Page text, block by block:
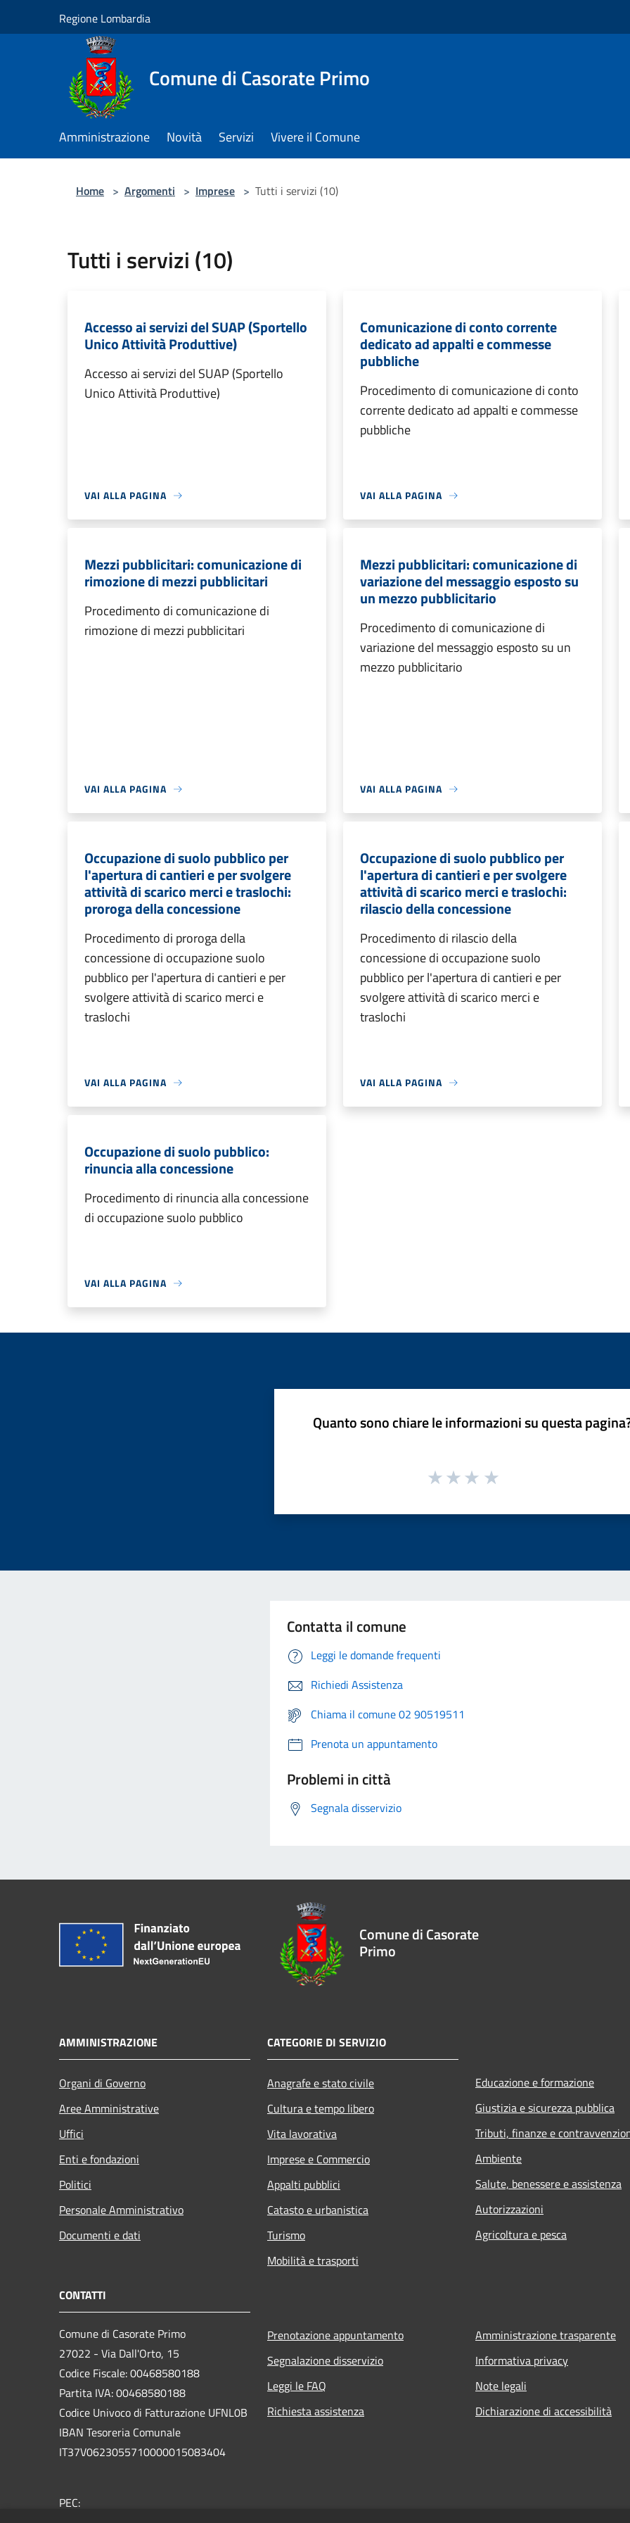
Regione Lombardia
Comune di Casorate Primo
Amministrazione Novità Servizi Vivere il Comune
Home > Argomenti > Imprese > Tutti i servizi (10)
Tutti i servizi (10)
Accesso ai servizi del SUAP (Sportello
Unico Attività Produttive)
Accesso ai servizi del SUAP (Sportello
Unico Attività Produttive)
VAI ALLA PAGINA
Comunicazione di conto corrente
dedicato ad appalti e commesse
pubbliche
Procedimento di comunicazione di conto
corrente dedicato ad appalti e commesse
pubbliche
VAI ALLA PAGINA
Mezzi pubblicitari: comunicazione di
rimozione di mezzi pubblicitari
Procedimento di comunicazione di
rimozione di mezzi pubblicitari
VAI ALLA PAGINA
Mezzi pubblicitari: comunicazione di
variazione del messaggio esposto su
un mezzo pubblicitario
Procedimento di comunicazione di
variazione del messaggio esposto su un
mezzo pubblicitario
VAI ALLA PAGINA
Occupazione di suolo pubblico per
l'apertura di cantieri e per svolgere
attività di scarico merci e traslochi:
proroga della concessione
Procedimento di proroga della
concessione di occupazione suolo
pubblico per l'apertura di cantieri e per
svolgere attività di scarico merci e
traslochi
VAI ALLA PAGINA
Occupazione di suolo pubblico per
l'apertura di cantieri e per svolgere
attività di scarico merci e traslochi:
rilascio della concessione
Procedimento di rilascio della
concessione di occupazione suolo
pubblico per l'apertura di cantieri e per
svolgere attività di scarico merci e
traslochi
VAI ALLA PAGINA
Occupazione di suolo pubblico:
rinuncia alla concessione
Procedimento di rinuncia alla concessione
di occupazione suolo pubblico
VAI ALLA PAGINA
Quanto sono chiare le informazioni su questa
Contatta il comune
Leggi le domande frequenti
Richiedi Assistenza
Chiama il comune 02 90519511
Prenota un appuntamento
Problemi in città
Segnala disservizio
Comune di Casorate
Primo
AMMINISTRAZIONE
Organi di Governo
Aree Amministrative
Uffici
Enti e fondazioni
Politici
Personale Amministrativo
Documenti e dati
CATEGORIE DI SERVIZIO
Anagrafe e stato civile
Cultura e tempo libero
Vita lavorativa
Imprese e Commercio
Appalti pubblici
Catasto e urbanistica
Turismo
Mobilità e trasporti
Educazione e formazione
Giustizia e sicurezza pubblica
Tributi, finanze e
Ambiente
Salute, benessere e assistenza
Autorizzazioni
Agricoltura e pesca
CONTATTI
Comune di Casorate Primo
27022 - Via Dall'Orto, 15
Codice Fiscale: 00468580188
Partita IVA: 00468580188
Codice Univoco di Fatturazione UFNL0B
IBAN Tesoreria Comunale
IT37V0623055710000015083404
PEC:
Prenotazione appuntamento
Segnalazione disservizio
Leggi le FAQ
Richiesta assistenza
Amministrazione trasparente
Informativa privacy
Note legali
Dichiarazione di accessibilità